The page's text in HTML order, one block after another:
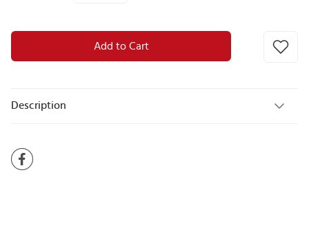
Add to Cart
Description